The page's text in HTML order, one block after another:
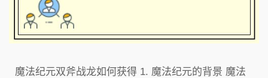
魔法纪元双斧战龙如何获得 1. 魔法纪元的背景 魔法